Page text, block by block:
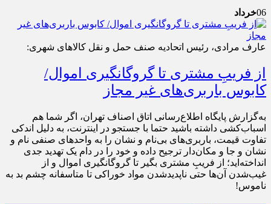
06خرداد
عارف مرادی، رئیس اتحادیه صنف حمل و نقل کالاهای شهری:
از فریبِ مشتری تا گروگانگیری اموال/
کابوس باربری‌های غیر مجاز
به‌گزارش پایگاه اطلاع‌رسانی اتاق اصناف تهران، اگر شما هم
اسباب‌کشی داشته باشید حتما با جستجو در اینترنت، به دلیل اندکی
تفاوت قیمت، باربری‌های بی‌نام و نشان را به واحدهای صنفی نام و
نشان و جا و مکان‌دار ترجیح داده و خود را در دام یک تهدید جدی
انداخته‌اید؛ از فریبِ مشتری بگیر تا گروگانگیری اموال و از
غیب‌شدن آن‌ها حتی ناپدیدشدن مواد خوراکی تا متاسفانه چشم بد به
ناموس!